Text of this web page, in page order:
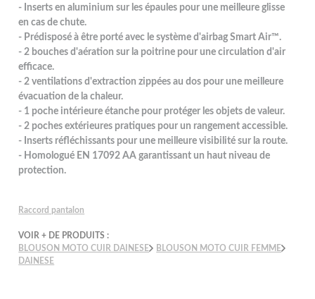
- Inserts en aluminium sur les épaules pour une meilleure glisse
en cas de chute.
- Prédisposé à être porté avec le système d'airbag Smart Air™.
- 2 bouches d'aération sur la poitrine pour une circulation d'air
efficace.
- 2 ventilations d'extraction zippées au dos pour une meilleure
évacuation de la chaleur.
- 1 poche intérieure étanche pour protéger les objets de valeur.
- 2 poches extérieures pratiques pour un rangement accessible.
- Inserts réfléchissants pour une meilleure visibilité sur la route.
- Homologué EN 17092 AA garantissant un haut niveau de
protection.
Raccord pantalon
VOIR + DE PRODUITS :
BLOUSON MOTO CUIR DAINESE
BLOUSON MOTO CUIR FEMME
DAINESE